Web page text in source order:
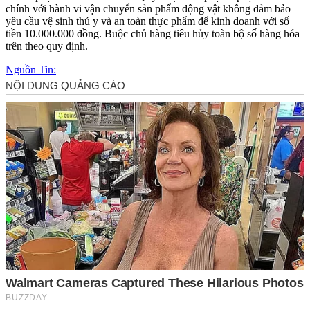
chính với hành vi vận chuyển sản phẩm động vật không đảm bảo
yêu cầu vệ sinh thú y và an toàn thực phẩm để kinh doanh với số
tiền 10.000.000 đồng. Buộc chủ hàng tiêu hủy toàn bộ số hàng hóa
trên theo quy định.
Nguồn Tin: